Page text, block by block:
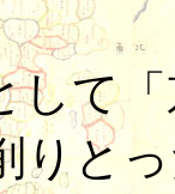
して
りと